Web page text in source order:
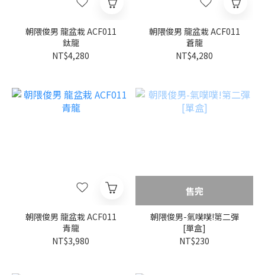
朝隈俊男 龍盆栽 ACF011
鈦龍
NT$4,280
朝隈俊男 龍盆栽 ACF011
蒼龍
NT$4,280
朝隈俊男 龍盆栽 ACF011
青龍
NT$3,980
售完
朝隈俊男-氣噗噗!第二彈
[單盒]
NT$230